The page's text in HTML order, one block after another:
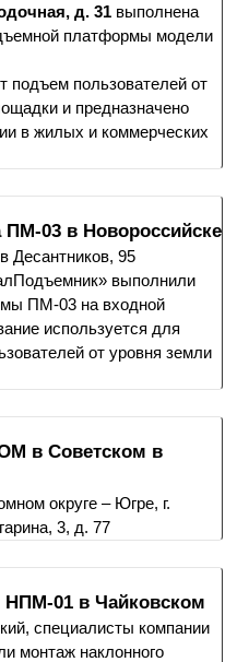
д. 31 выполнена
платформы модели
подъем пользователей от
и предназначено
в жилых и коммерческих
03 в Новороссийске
Десантников, 95
выполнили
ПМ-03 на входной
используется для
от уровня земли
в Советском в
округе – Югре, г.
3, д. 77
01 в Чайковском
специалисты компании
монтаж наклонного